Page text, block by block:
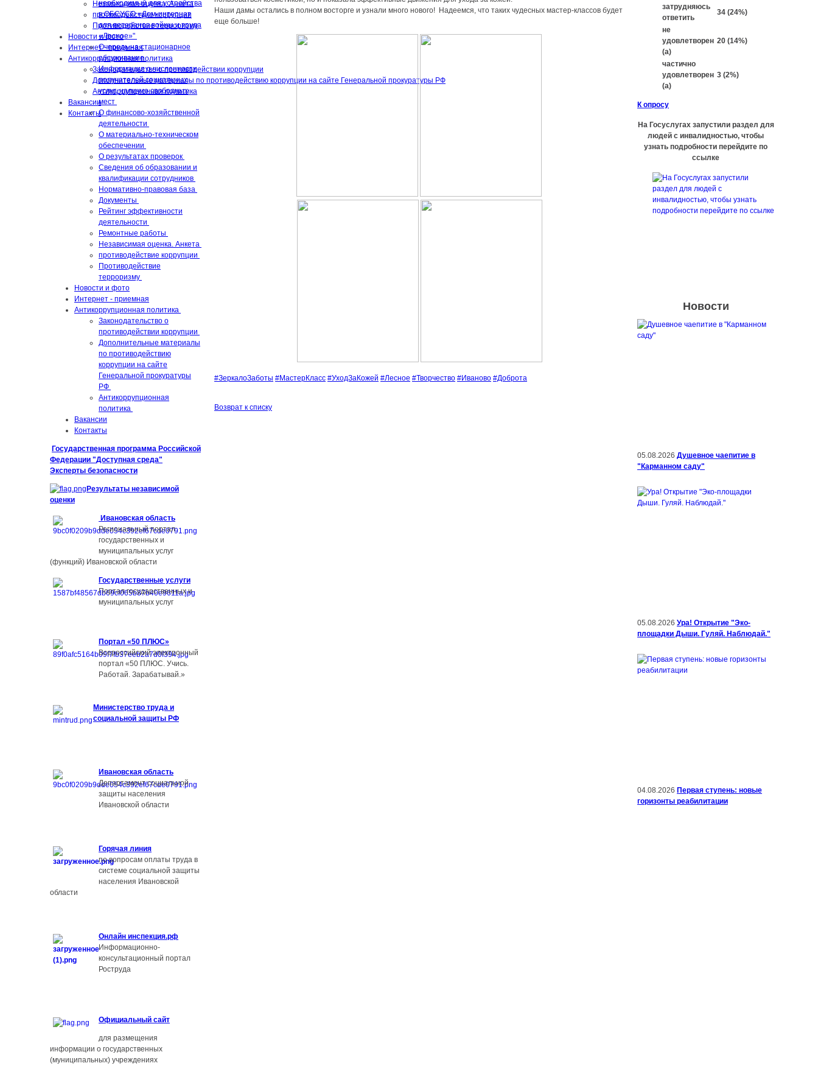
Независимая оценка. Анкета
противодействие коррупции
Противодействие терроризму
Новости и фото
Интернет - приемная
Антикоррупционная политика
Законодательство о противодействии коррупции
Дополнительные материалы по противодействию коррупции на сайте Генеральной прокуратуры РФ
Антикоррупционная политика
Вакансии
Контакты
Наши дамы остались в полном восторге и узнали много нового! Надеемся, что таких чудесных мастер-классов будет
еще больше!
#ЗеркалоЗаботы #МастерКласс #УходЗаКожей #Лесное #Творчество #Иваново #Доброта
Возврат к списку
необходимый для устройства
в ОБСУСО «Дом-интернат
для ветеранов войны и труда
«Лесное»"
Очередь на стационарное
обсуживание
Информация о численности
получателей социальных
услуг, наличие свободных
мест
О финансово-хозяйственной
деятельности
О материально-техническом
обеспечении
О результатах проверок
Сведения об образовании и
квалификации сотрудников
Нормативно-правовая база
Документы
Рейтинг эффективности
деятельности
Ремонтные работы
Независимая оценка. Анкета
противодействие коррупции
Противодействие
терроризму
Новости и фото
Интернет - приемная
Антикоррупционная политика
Законодательство о
противодействии коррупции
Дополнительные материалы
по противодействию
коррупции на сайте
Генеральной прокуратуры
РФ
Антикоррупционная
политика
Вакансии
Контакты
Государственная программа Российской
Федерации "Доступная среда"
Эксперты безопасности
Результаты независимой
оценки
Ивановская область
Региональный портал
государственных и
муниципальных услуг
(функций) Ивановской области
Государственные услуги
Портал государственных и
муниципальных услуг
Портал «50 ПЛЮС»
Всероссийский электронный
портал «50 ПЛЮС. Учись.
Работай. Зарабатывай.»
Министерство труда и
социальной защиты РФ
Ивановская область
Департамент социальной
защиты населения
Ивановской области
Горячая линия
по вопросам оплаты труда в
системе социальной защиты
населения Ивановской
области
Онлайн инспекция.рф
Информационно-
консультационный портал
Роструда
Официальный сайт
для размещения
информации о государственных
(муниципальных) учреждениях
затрудняюсь
ответить
34 (24%)
не
удовлетворен
(а)
20 (14%)
частично
удовлетворен
(а)
3 (2%)
К опросу
На Госуслугах запустили раздел для
людей с инвалидностью, чтобы
узнать подробности перейдите по
ссылке
Новости
05.08.2026 Душевное чаепитие в
"Карманном саду"
05.08.2026 Ура! Открытие "Эко-
площадки Дыши. Гуляй. Наблюдай."
04.08.2026 Первая ступень: новые
горизонты реабилитации